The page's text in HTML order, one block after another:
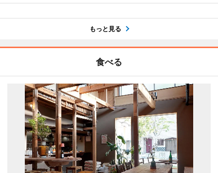
もっと見る
食べる